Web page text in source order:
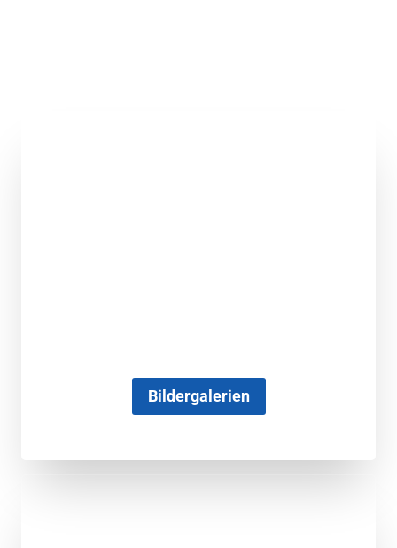
Bildergalerien